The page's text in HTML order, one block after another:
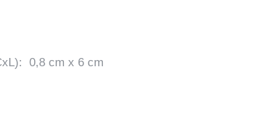
0,8 cm x 6 cm